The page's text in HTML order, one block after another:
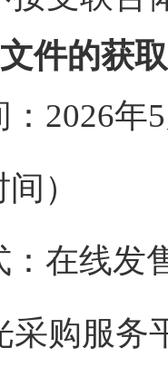
件的获取
2026年5
）
：在线发
采购服务